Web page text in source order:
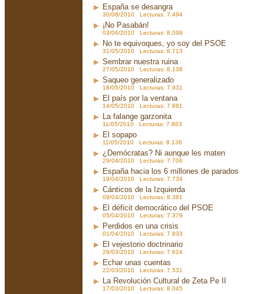
España se desangra
30/06/2010 Lecturas: 7.494
¡No Pasabán!
03/06/2010 Lecturas: 8.098
No te equivoques, yo soy del PSOE
31/05/2010 Lecturas: 8.713
Sembrar nuestra ruina
27/05/2010 Lecturas: 8.138
Saqueo generalizado
18/05/2010 Lecturas: 7.931
El país por la ventana
14/05/2010 Lecturas: 7.881
La falange garzonita
11/05/2010 Lecturas: 7.863
El sopapo
11/05/2010 Lecturas: 8.136
¿Demócratas? Ni aunque les maten
29/04/2010 Lecturas: 7.706
España hacia los 6 millones de parados
19/04/2010 Lecturas: 7.734
Cánticos de la Izquierda
09/04/2010 Lecturas: 8.381
El déficit democrático del PSOE
05/04/2010 Lecturas: 7.379
Perdidos en una crisis
01/04/2010 Lecturas: 7.833
El vejestorio doctrinario
26/03/2010 Lecturas: 7.624
Echar unas cuentas
22/03/2010 Lecturas: 7.531
La Revolución Cultural de Zeta Pe II
17/03/2010 Lecturas: 8.045